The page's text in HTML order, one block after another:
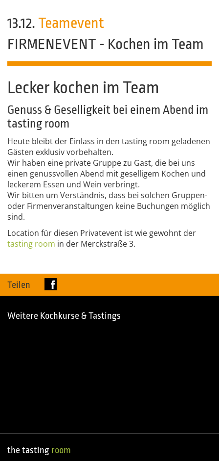
13.12. Teamevent
FIRMENEVENT - Kochen im Team
Lecker kochen im Team
Genuss & Geselligkeit bei einem Abend im
tasting room
Heute bleibt der Einlass in den tasting room geladenen
Gästen exklusiv vorbehalten.
Wir haben eine private Gruppe zu Gast, die bei uns
einen genussvollen Abend mit geselligem Kochen und
leckerem Essen und Wein verbringt.
Wir bitten um Verständnis, dass bei solchen Gruppen-
oder Firmenveranstaltungen keine Buchungen möglich
sind.
Location für diesen Privatevent ist wie gewohnt der
tasting room in der Merckstraße 3.
Teilen
Weitere Kochkurse & Tastings
the tasting room